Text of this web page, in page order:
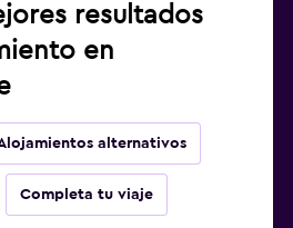
resultados
en
alternativos
Completa tu viaje